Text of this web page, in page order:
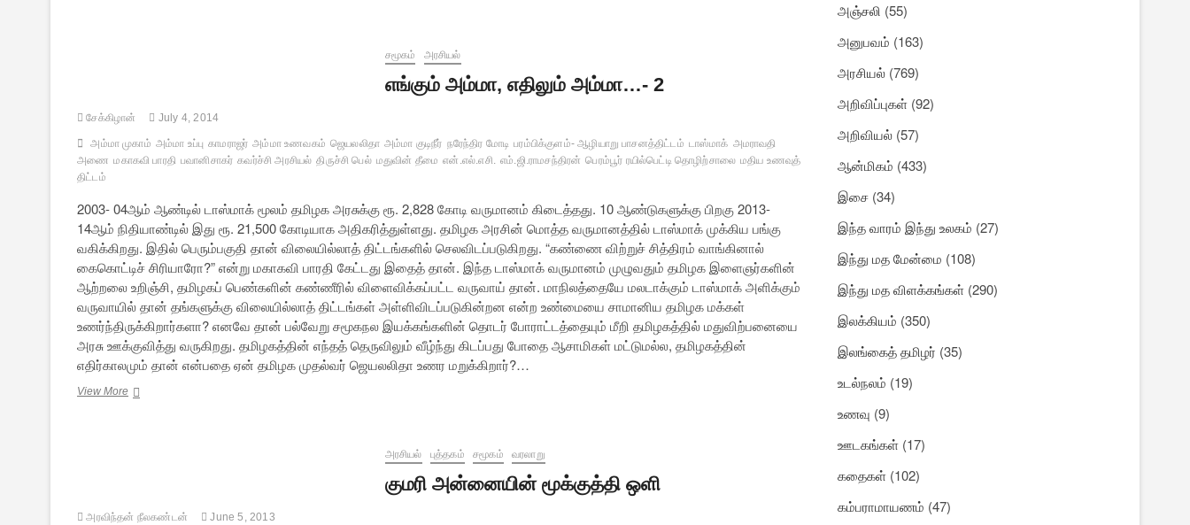
சமூகம்
அரசியல்
எங்கும் அம்மா, எதிலும் அம்மா…- 2
சேக்கிழான் July 4, 2014
அம்மா முகாம் அம்மா உப்பு காமராஜர் அம்மா உணவகம் ஜெயலலிதா அம்மா குடிநீர் நரேந்திர மோடி பரம்பிக்குளம்- ஆழியாறு பாசனத்திட்டம் டாஸ்மாக் அமராவதி
அணை மகாகவி பாரதி பவானிசாகர் கவர்ச்சி அரசியல் திருச்சி பெல் மதுவின் தீமை என்.எல்.எசி. எம்.ஜி.ராமசந்திரன் பெரம்பூர் ரயில்பெட்டி தொழிற்சாலை மதிய உணவுத்
திட்டம்
2003- 04ஆம் ஆண்டில் டாஸ்மாக் மூலம் தமிழக அரசுக்கு ரூ. 2,828 கோடி வருமானம் கிடைத்தது. 10 ஆண்டுகளுக்கு பிறகு 2013-
14ஆம் நிதியாண்டில் இது ரூ. 21,500 கோடியாக அதிகரித்துள்ளது. தமிழக அரசின் மொத்த வருமானத்தில் டாஸ்மாக் முக்கிய பங்கு
வகிக்கிறது. இதில் பெரும்பகுதி தான் விலையில்லாத் திட்டங்களில் செலவிடப்படுகிறது. “கண்ணை விற்றுச் சித்திரம் வாங்கினால்
கைகொட்டிச் சிரியாரோ?” என்று மகாகவி பாரதி கேட்டது இதைத் தான். இந்த டாஸ்மாக் வருமானம் முழுவதும் தமிழக இளைஞர்களின்
ஆற்றலை உறிஞ்சி, தமிழகப் பெண்களின் கண்ணீரில் விளைவிக்கப்பட்ட வருவாய் தான். மாநிலத்தையே மலடாக்கும் டாஸ்மாக் அளிக்கும்
வருவாயில் தான் தங்களுக்கு விலையில்லாத் திட்டங்கள் அள்ளிவிடப்படுகின்றன என்ற உண்மையை சாமானிய தமிழக மக்கள்
உணர்ந்திருக்கிறார்களா? எனவே தான் பல்வேறு சமூகநல இயக்கங்களின் தொடர் போராட்டத்தையும் மீறி தமிழகத்தில் மதுவிற்பனையை
அரசு ஊக்குவித்து வருகிறது. தமிழகத்தின் எந்தத் தெருவிலும் வீழ்ந்து கிடப்பது போதை ஆசாமிகள் மட்டுமல்ல, தமிழகத்தின்
எதிர்காலமும் தான் என்பதை ஏன் தமிழக முதல்வர் ஜெயலலிதா உணர மறுக்கிறார்?…
View Moreஎங்கும்
அரசியல் புத்தகம் சமூகம் வரலாறு
குமரி அன்னையின் மூக்குத்தி ஒளி
அரவிந்தன் நீலகண்டன் June 5, 2013
அஞ்சலி (55)
அனுபவம் (163)
அரசியல் (769)
அறிவிப்புகள் (92)
அறிவியல் (57)
ஆன்மிகம் (433)
இசை (34)
இந்த வாரம் இந்து உலகம் (27)
இந்து மத மேன்மை (108)
இந்து மத விளக்கங்கள் (290)
இலக்கியம் (350)
இலங்கைத் தமிழர் (35)
உடல்நலம் (19)
உணவு (9)
ஊடகங்கள் (17)
கதைகள் (102)
கம்பராமாயணம் (47)